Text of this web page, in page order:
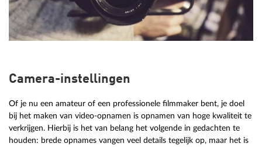
Camera-instellingen
Of je nu een amateur of een professionele filmmaker bent, je doel
bij het maken van video-opnamen is opnamen van hoge kwaliteit te
verkrijgen. Hierbij is het van belang het volgende in gedachten te
houden: brede opnames vangen veel details tegelijk op, maar het is